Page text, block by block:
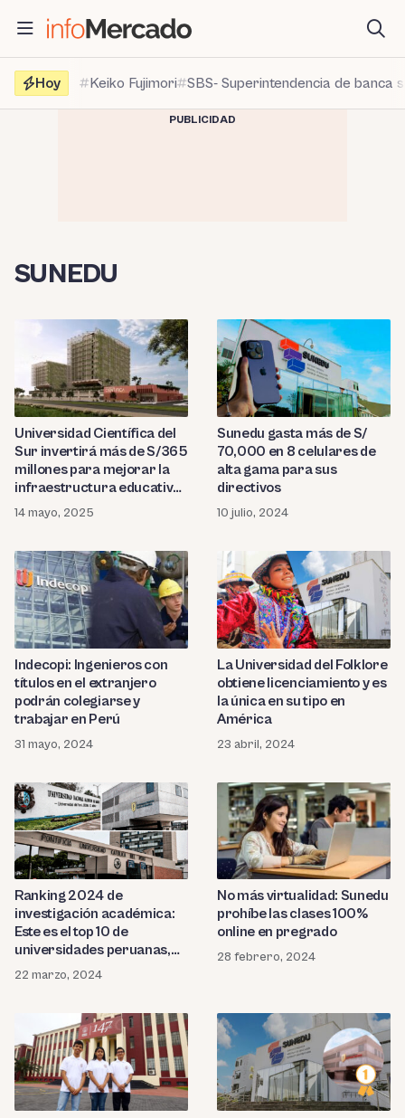
contenido
Hoy
Keiko Fujimori SBS- Superintendencia de banca
PUBLICIDAD
SUNEDU
Universidad Científica del
Sur invertirá más de S/365
millones para mejorar la
infraestructura educativa
hasta el 2027
14 mayo, 2025
Sunedu gasta más de S/
70,000 en 8 celulares de
alta gama para sus
directivos
10 julio, 2024
Indecopi: Ingenieros con
títulos en el extranjero
podrán colegiarse y
trabajar en Perú
31 mayo, 2024
La Universidad del Folklore
obtiene licenciamiento y es
la única en su tipo en
América
23 abril, 2024
Ranking 2024 de
investigación académica:
Este es el top 10 de
universidades peruanas,
según SCImago
22 marzo, 2024
No más virtualidad: Sunedu
prohíbe las clases 100%
online en pregrado
28 febrero, 2024